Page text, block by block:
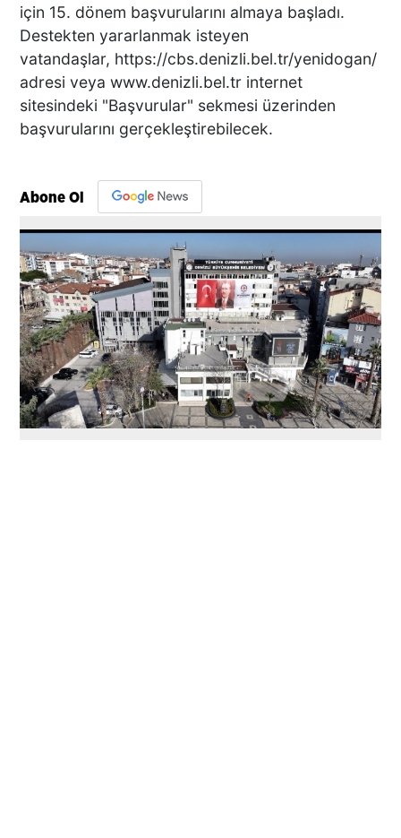
için 15. dönem başvurularını almaya başladı.
Destekten yararlanmak isteyen
vatandaşlar, https://cbs.denizli.bel.tr/yenidogan/
adresi veya www.denizli.bel.tr internet
sitesindeki "Başvurular" sekmesi üzerinden
başvurularını gerçekleştirebilecek.
Abone Ol